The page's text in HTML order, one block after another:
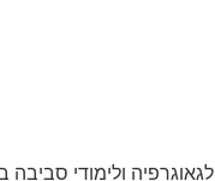
ולימודי